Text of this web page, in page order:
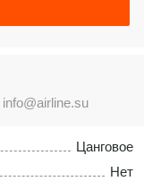
Цанговое
Нет
info@airline.su